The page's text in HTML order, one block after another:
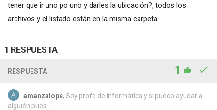
tener que ir uno po uno y darles la ubicación?, todos los
archivos y el listado están en la misma carpeta
1 RESPUESTA
RESPUESTA 1
amanzalope, Soy profe de informática y si puedo ayudar a
alguién pues...